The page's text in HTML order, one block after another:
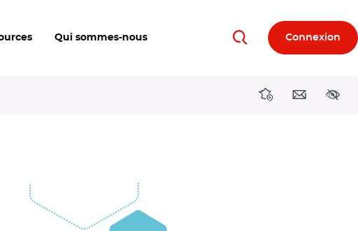
Qui sommes-nous RechercherConnexion
DirectionsContact